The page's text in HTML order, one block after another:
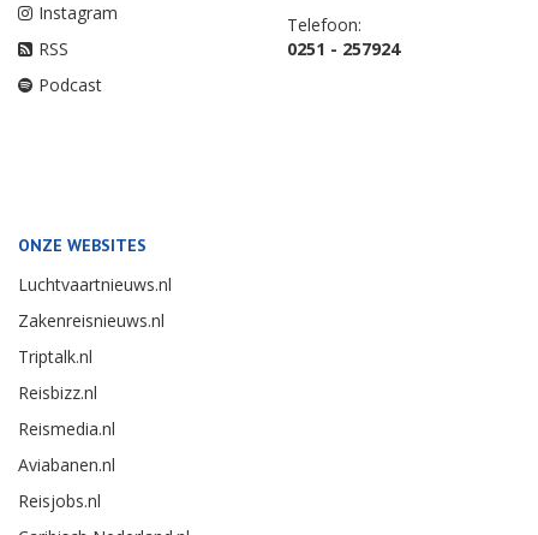
Instagram
RSS
Podcast
Telefoon:
0251 - 257924
ONZE WEBSITES
Luchtvaartnieuws.nl
Zakenreisnieuws.nl
Triptalk.nl
Reisbizz.nl
Reismedia.nl
Aviabanen.nl
Reisjobs.nl